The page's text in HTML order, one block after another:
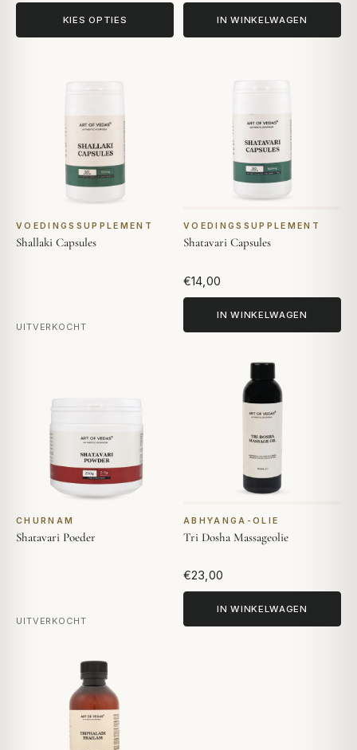
KIES OPTIES IN WINKELWAGEN
VOEDINGSSUPPLEMENT
Shallaki Capsules
UITVERKOCHT
VOEDINGSSUPPLEMENT
Shatavari Capsules
€14,00
IN WINKELWAGEN
CHURNAM
Shatavari Poeder
UITVERKOCHT
ABHYANGA-OLIE
Tri Dosha Massageolie
€23,00
IN WINKELWAGEN